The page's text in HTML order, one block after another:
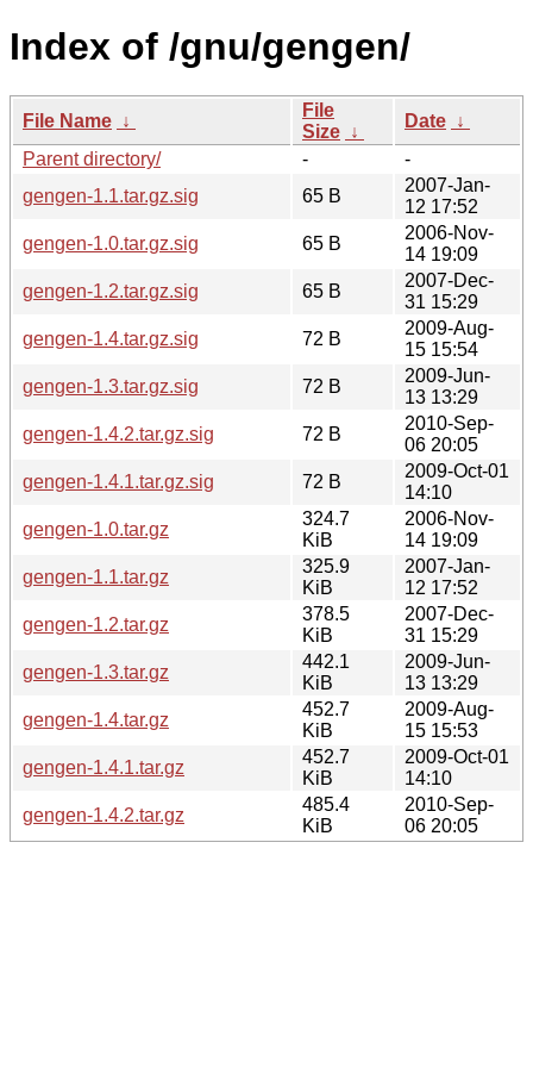
Index of /gnu/gengen/
File Name ↓
File
Size ↓
Date ↓
Parent directory/
-
-
gengen-1.1.tar.gz.sig
65 B
2007-Jan-
12 17:52
gengen-1.0.tar.gz.sig
65 B
2006-Nov-
14 19:09
gengen-1.2.tar.gz.sig
65 B
2007-Dec-
31 15:29
gengen-1.4.tar.gz.sig
72 B
2009-Aug-
15 15:54
gengen-1.3.tar.gz.sig
72 B
2009-Jun-
13 13:29
gengen-1.4.2.tar.gz.sig
72 B
2010-Sep-
06 20:05
gengen-1.4.1.tar.gz.sig
72 B
2009-Oct-01
14:10
gengen-1.0.tar.gz
324.7
KiB
2006-Nov-
14 19:09
gengen-1.1.tar.gz
325.9
KiB
2007-Jan-
12 17:52
gengen-1.2.tar.gz
378.5
KiB
2007-Dec-
31 15:29
gengen-1.3.tar.gz
442.1
KiB
2009-Jun-
13 13:29
gengen-1.4.tar.gz
452.7
KiB
2009-Aug-
15 15:53
gengen-1.4.1.tar.gz
452.7
KiB
2009-Oct-01
14:10
gengen-1.4.2.tar.gz
485.4
KiB
2010-Sep-
06 20:05